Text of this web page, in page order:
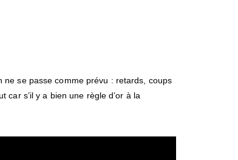
ne se passe comme prévu : retards, coups
car s’il y a bien une règle d’or à la